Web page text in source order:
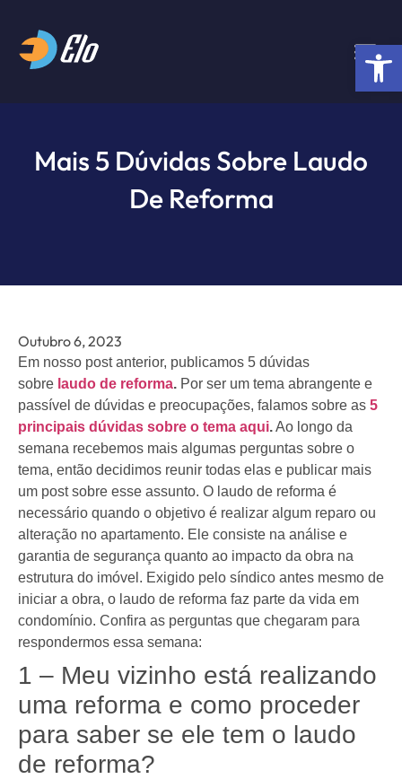
Abrir
Mais 5 Dúvidas Sobre Laudo
De Reforma
Outubro 6, 2023
Em nosso post anterior, publicamos 5 dúvidas
sobre laudo de reforma. Por ser um tema abrangente e
passível de dúvidas e preocupações, falamos sobre as 5
principais dúvidas sobre o tema aqui.Ao longo da
semana recebemos mais algumas perguntas sobre o
tema, então decidimos reunir todas elas e publicar mais
um post sobre esse assunto. O laudo de reforma é
necessário quando o objetivo é realizar algum reparo ou
alteração no apartamento. Ele consiste na análise e
garantia de segurança quanto ao impacto da obra na
estrutura do imóvel. Exigido pelo síndico antes mesmo de
iniciar a obra, o laudo de reforma faz parte da vida em
condomínio. Confira as perguntas que chegaram para
respondermos essa semana:
1 – Meu vizinho está realizando
uma reforma e como proceder
para saber se ele tem o laudo
de reforma?